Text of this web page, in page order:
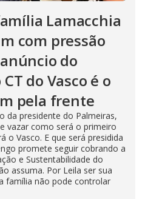
Lamacchia
com pressão
do
do Vasco é o
pela frente
da presidente do Palmeiras,
vazar como será o primeiro
o Vasco. E que será presidida
promete seguir cobrando a
e Sustentabilidade do
assuma. Por Leila ser sua
família não pode controlar